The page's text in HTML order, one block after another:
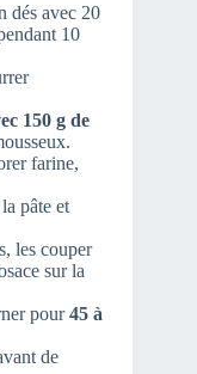
dés avec 20
10
150 g de
farine,
pâte et
les couper
sur la
pour45 à
de